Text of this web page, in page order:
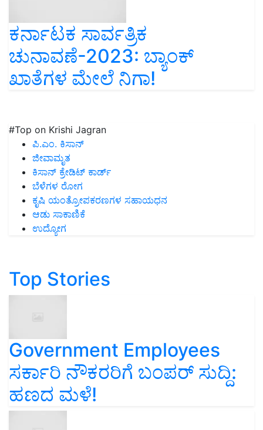
ಕರ್ನಾಟಕ ಸಾರ್ವತ್ರಿಕ
ಚುನಾವಣೆ-2023: ಬ್ಯಾಂಕ್
ಖಾತೆಗಳ ಮೇಲೆ ನಿಗಾ!
#Top on Krishi Jagran
ಪಿ.ಎಂ. ಕಿಸಾನ್
ಜೀವಾಮೃತ
ಕಿಸಾನ್ ಕ್ರೇಡಿಟ್ ಕಾರ್ಡ್
ಬೆಳೆಗಳ ರೋಗ
ಕೃಷಿ ಯಂತ್ರೋಪಕರಣಗಳ ಸಹಾಯಧನ
ಆಡು ಸಾಕಾಣಿಕೆ
ಉದ್ಯೋಗ
Top Stories
Government Employees
ಸರ್ಕಾರಿ ನೌಕರರಿಗೆ ಬಂಪರ್‌ ಸುದ್ದಿ:
ಹಣದ ಮಳೆ!